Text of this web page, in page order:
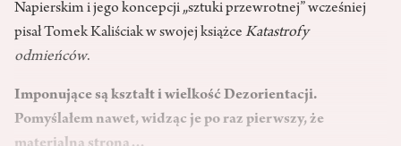
Napierskim i jego koncepcji „sztuki przewrotnej” wcześniej
pisał Tomek Kaliściak w swojej książce Katastrofy
odmieńców.
Imponujące są kształt i wielkość Dezorientacji.
Pomyślałem nawet, widząc je po raz pierwszy, że